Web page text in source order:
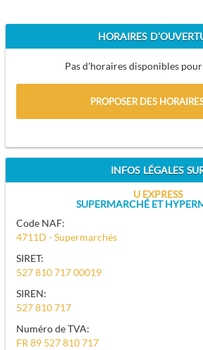
HORAIRES
Pas d'horaires disponibles
PROPOSER DES
INFOS LÉGALES
U EXPRESS
SUPERMARCHÉ ET
Code NAF:
4711D - Supermarchés
SIRET:
527 810 717 00019
SIREN:
527 810 717
Numéro de TVA:
FR 89 527 810 717